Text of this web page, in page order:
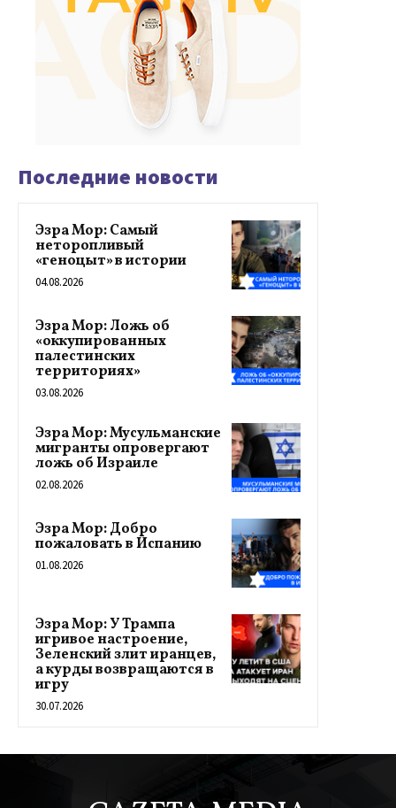
Последние новости
Эзра Мор: Самый
неторопливый
«геноцыт» в истории
04.08.2026
Эзра Мор: Ложь об
«оккупированных
палестинских
территориях»
03.08.2026
Эзра Мор: Мусульманские
мигранты опровергают
ложь об Израиле
02.08.2026
Эзра Мор: Добро
пожаловать в Испанию
01.08.2026
Эзра Мор: У Трампа
игривое настроение,
Зеленский злит иранцев,
а курды возвращаются в
игру
30.07.2026